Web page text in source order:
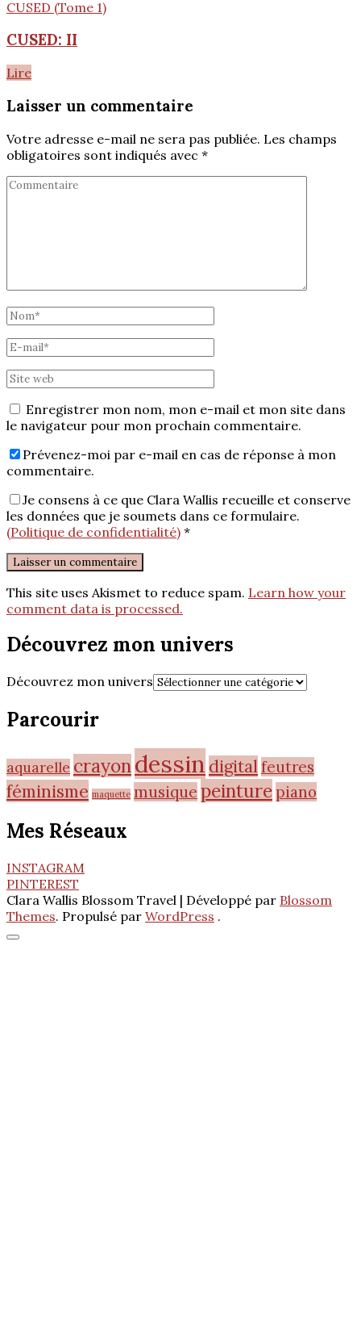
CUSED (Tome 1)
CUSED: II
Lire
Laisser un commentaire
Votre adresse e-mail ne sera pas publiée. Les champs
obligatoires sont indiqués avec *
Enregistrer mon nom, mon e-mail et mon site dans
le navigateur pour mon prochain commentaire.
Prévenez-moi par e-mail en cas de réponse à mon
commentaire.
Je consens à ce que Clara Wallis recueille et conserve
les données que je soumets dans ce formulaire.
(Politique de confidentialité) *
This site uses Akismet to reduce spam. Learn how your
comment data is processed.
Découvrez mon univers
Découvrez mon univers
Parcourir
aquarelle crayondessin digitalfeutres
féminisme maquette musique peinturepiano
Mes Réseaux
INSTAGRAM
PINTEREST
Clara Wallis Blossom Travel | Développé par Blossom
Themes. Propulsé par WordPress .